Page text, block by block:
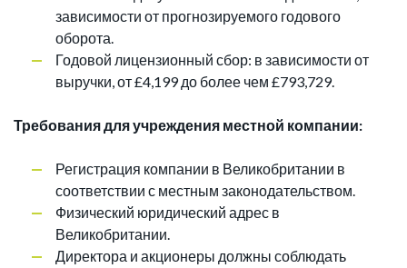
зависимости от прогнозируемого годового
оборота.
Годовой лицензионный сбор: в зависимости от
выручки, от £4,199 до более чем £793,729.
Требования для учреждения местной компании:
Регистрация компании в Великобритании в
соответствии с местным законодательством.
Физический юридический адрес в
Великобритании.
Директора и акционеры должны соблюдать